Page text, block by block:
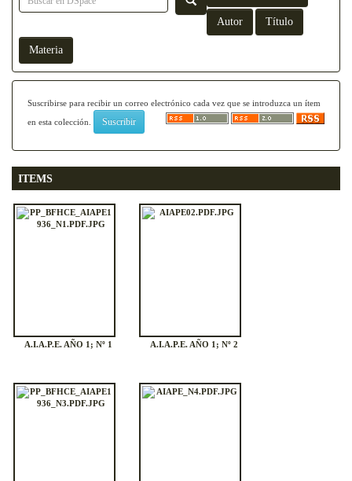
Suscribirse para recibir un correo electrónico cada vez que se introduzca un ítem
en esta colección.
ITEMS
A.I.A.P.E. AÑO 1; Nº 1 A.I.A.P.E. AÑO 1; Nº 2